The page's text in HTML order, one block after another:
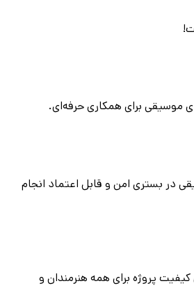
موسیقی برای همکاری حرفه‌ای.
در بستری امن و قابل اعتماد انجام
کیفیت پروژه برای همه هنرمندان و